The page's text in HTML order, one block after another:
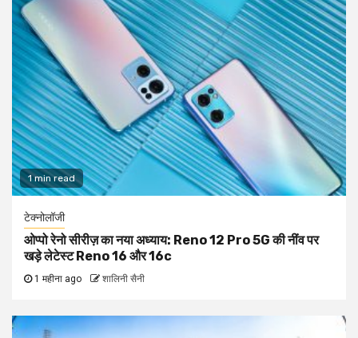
1 min read
टेक्नोलॉजी
ओप्पो रेनो सीरीज़ का नया अध्याय: Reno 12 Pro 5G की नींव पर
खड़े लेटेस्ट Reno 16 और 16c
1 महीना ago शालिनी सैनी